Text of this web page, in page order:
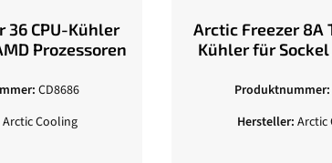
36 CPU-Kühler
Prozessoren
CD8686
Arctic Cooling
Arctic Freezer 8A
Kühler für
Produktnummer:
Hersteller: Arctic